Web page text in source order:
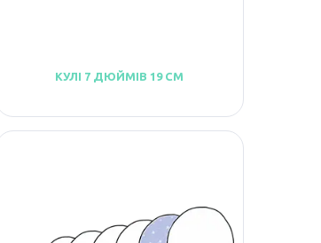
КУЛІ 7 ДЮЙМІВ 19 СМ